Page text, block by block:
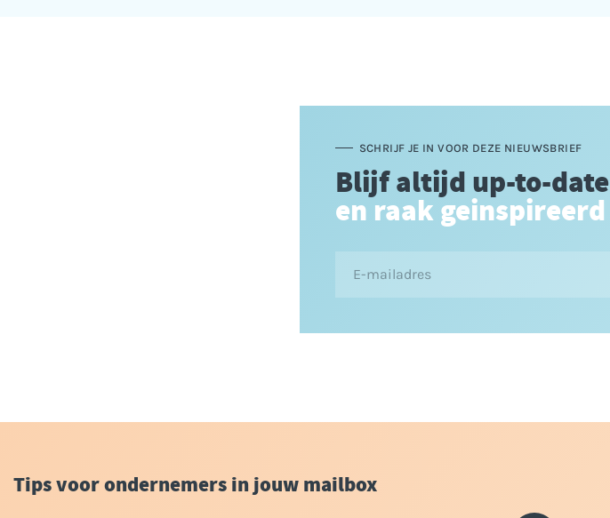
SCHRIJF JE IN VOOR DEZE NIEUWSBRIEF
Blijf altijd up-to-date
en raak geinspireerd
Tips voor ondernemers in jouw mailbox